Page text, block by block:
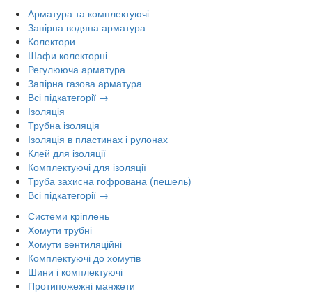
Арматура та комплектуючі
Запірна водяна арматура
Колектори
Шафи колекторні
Регулююча арматура
Запірна газова арматура
Всі підкатегорії →
Ізоляція
Трубна ізоляція
Ізоляція в пластинах і рулонах
Клей для ізоляції
Комплектуючі для ізоляції
Труба захисна гофрована (пешель)
Всі підкатегорії →
Системи кріплень
Хомути трубні
Хомути вентиляційні
Комплектуючі до хомутів
Шини і комплектуючі
Протипожежні манжети